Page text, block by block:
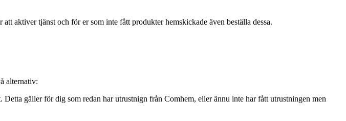
aktiver tjänst och för er som inte fått produkter hemskickade även beställa dessa.
alternativ:
gäller för dig som redan har utrustnign från Comhem, eller ännu inte har fått utrustningen men